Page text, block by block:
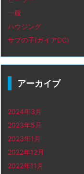
一般
ハウジング
サブの子(ガイアDC)
アーカイブ
2024年3月
2023年5月
2023年1月
2022年12月
2022年11月